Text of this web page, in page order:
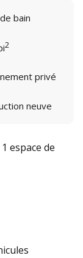
bain
2
privé
neuve
espace de